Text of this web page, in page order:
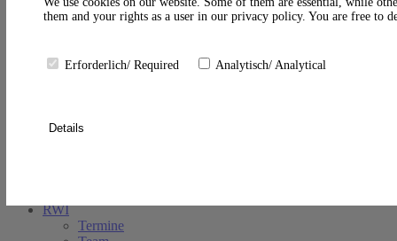
Suche schließen
RWI
Termine
them and your rights as a user in our privacy policy. You are free to
Erforderlich/ Required Analytisch/ Analytical
Details